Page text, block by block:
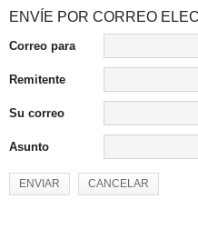
ENVÍE POR CORREO
Correo para
Remitente
Su correo
Asunto
ENVIAR CANCELAR